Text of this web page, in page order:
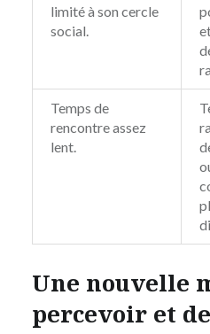
limité à son cercle
social.
Temps de
rencontre assez
lent.
Une nouvelle
percevoir et